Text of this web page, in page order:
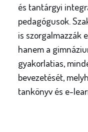
és tantárgyi
pedagógusok.
is szorgalmazzák
hanem a
gyakorlatias,
bevezetését,
tankönyv és e-